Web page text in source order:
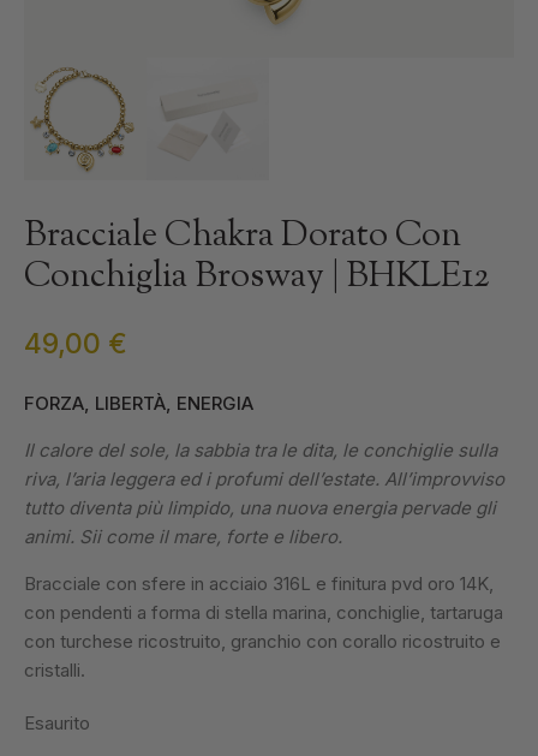
Bracciale Chakra Dorato Con
Conchiglia Brosway | BHKLE12
49,00 €
FORZA, LIBERTÀ, ENERGIA
Il calore del sole, la sabbia tra le dita, le conchiglie sulla
riva, l’aria leggera ed i profumi dell’estate. All’improvviso
tutto diventa più limpido, una nuova energia pervade gli
animi. Sii come il mare, forte e libero.
Bracciale con sfere in acciaio 316L e finitura pvd oro 14K,
con pendenti a forma di stella marina, conchiglie, tartaruga
con turchese ricostruito, granchio con corallo ricostruito e
cristalli.
Esaurito